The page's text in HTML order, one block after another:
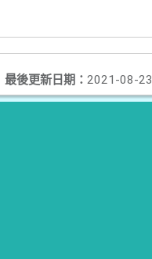
最後更新日期： 2021-08-23